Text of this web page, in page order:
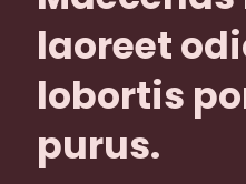
laoreet
lobortis
purus.